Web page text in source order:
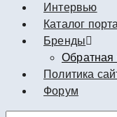
Интервью
Каталог
Бренды
Обратная
Политика
Форум